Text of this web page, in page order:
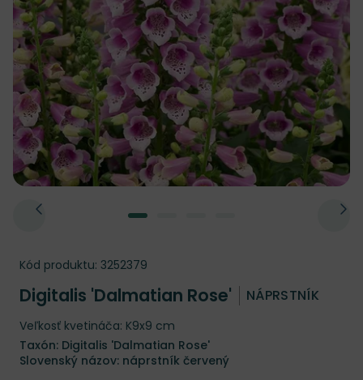
Kód produktu: 3252379
Digitalis 'Dalmatian Rose' NÁPRSTNÍK
Veľkosť kvetináča: K9x9 cm
Taxón: Digitalis 'Dalmatian Rose'
Slovenský názov: náprstník červený